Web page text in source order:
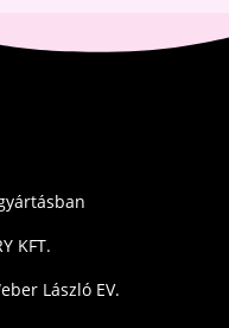
KFT.
László EV.